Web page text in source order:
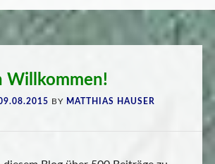
Willkommen!
BY MATTHIAS HAUSER